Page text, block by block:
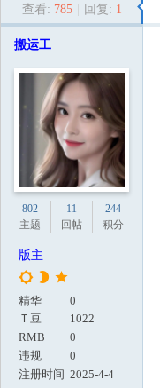
查看: 785 回复: 1
搬运工
802
主题
11
回帖
244
积分
版主
精华
0
Ｔ豆
1022
RMB
0
违规
0
注册时间 2025-4-4